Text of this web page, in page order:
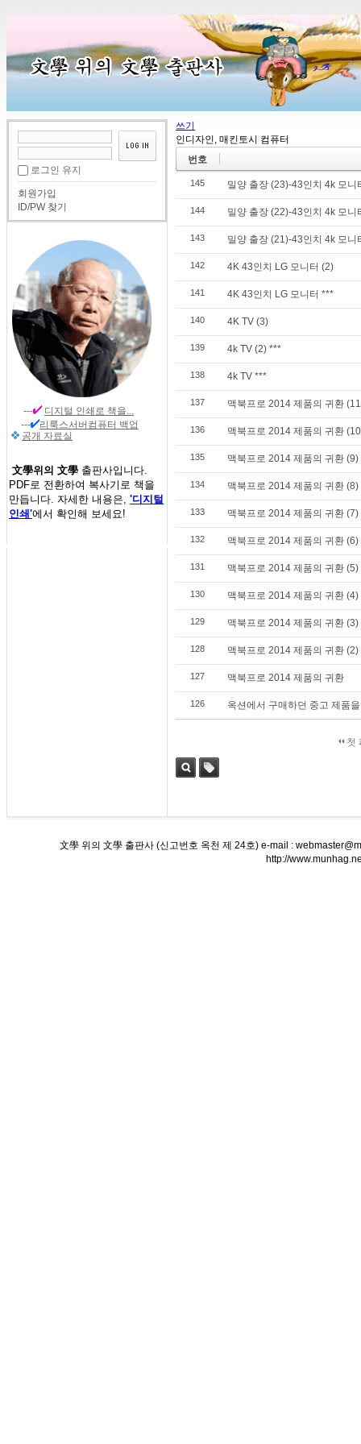
로그인 유지
회원가입
ID/PW 찾기
--- 디지털 인쇄 로 책을...
---
리룩스서버컴퓨터 백업
공개 자료실
文學위의 文學 출판사입니다.
PDF로 전환하여 복사기로 책을
만듭니다. 자세한 내용은, '디지털
인쇄'에서 확인해 보세요!
쓰기
인디자인, 매킨토시 컴퓨터
번호
145 밀양 출장 (23)-43인치 4k 모니
144 밀양 출장 (22)-43인치 4k 모니
143 밀양 출장 (21)-43인치 4k 모니
142 4K 43인치 LG 모니터 (2)
141 4K 43인치 LG 모니터 ***
140 4K TV (3)
139 4k TV (2) ***
138 4k TV ***
137 맥북프로 2014 제품의 귀환
136 맥북프로 2014 제품의 귀환
135 맥북프로 2014 제품의 귀환 (9)
134 맥북프로 2014 제품의 귀환 (8)
133 맥북프로 2014 제품의 귀환 (7)
132 맥북프로 2014 제품의 귀환 (6)
131 맥북프로 2014 제품의 귀환 (5)
130 맥북프로 2014 제품의 귀환 (4)
129 맥북프로 2014 제품의 귀환 (3)
128 맥북프로 2014 제품의 귀환 (2)
127 맥북프로 2014 제품의 귀환
126 옥션에서 구매하던 중고 제품
첫
文學 위의 文學 출판사 (신고번호 옥천 제 24호) e-mail :
http://